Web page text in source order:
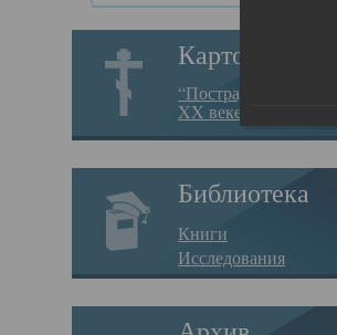
Картотека
“Пострадавшие за
XX веке на Севере”
Библиотека
Книги
Исследования